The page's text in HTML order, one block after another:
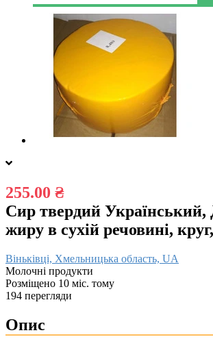
255.00 ₴
Сир твердий
жиру в сухій речовині,
Віньківці, Хмельницька область, UA
Молочні продукти
Розміщено 10 міс. тому
194 перегляди
Опис